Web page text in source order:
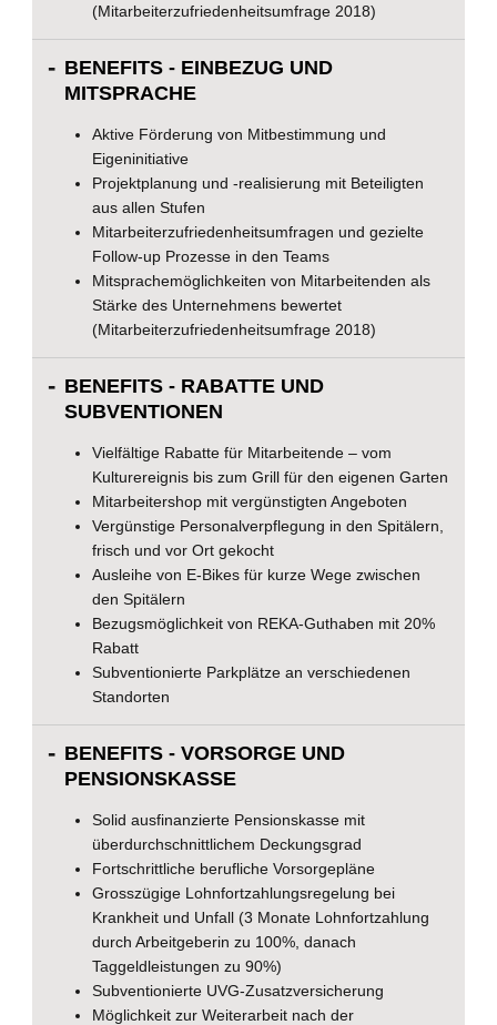
(Mitarbeiterzufriedenheitsumfrage 2018)
BENEFITS - EINBEZUG UND
MITSPRACHE
Aktive Förderung von Mitbestimmung und
Eigeninitiative
Projektplanung und -realisierung mit Beteiligten
aus allen Stufen
Mitarbeiterzufriedenheitsumfragen und gezielte
Follow-up Prozesse in den Teams
Mitsprachemöglichkeiten von Mitarbeitenden als
Stärke des Unternehmens bewertet
(Mitarbeiterzufriedenheitsumfrage 2018)
BENEFITS - RABATTE UND
SUBVENTIONEN
Vielfältige Rabatte für Mitarbeitende – vom
Kulturereignis bis zum Grill für den eigenen Garten
Mitarbeitershop mit vergünstigten Angeboten
Vergünstige Personalverpflegung in den Spitälern,
frisch und vor Ort gekocht
Ausleihe von E-Bikes für kurze Wege zwischen
den Spitälern
Bezugsmöglichkeit von REKA-Guthaben mit 20%
Rabatt
Subventionierte Parkplätze an verschiedenen
Standorten
BENEFITS - VORSORGE UND
PENSIONSKASSE
Solid ausfinanzierte Pensionskasse mit
überdurchschnittlichem Deckungsgrad
Fortschrittliche berufliche Vorsorgepläne
Grosszügige Lohnfortzahlungsregelung bei
Krankheit und Unfall (3 Monate Lohnfortzahlung
durch Arbeitgeberin zu 100%, danach
Taggeldleistungen zu 90%)
Subventionierte UVG-Zusatzversicherung
Möglichkeit zur Weiterarbeit nach der